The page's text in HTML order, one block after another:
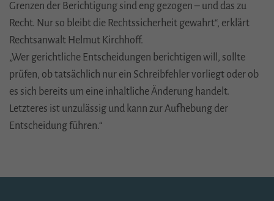
Grenzen der Berichtigung sind eng gezogen – und das zu
Recht. Nur so bleibt die Rechtssicherheit gewahrt“, erklärt
Rechtsanwalt Helmut Kirchhoff.
„Wer gerichtliche Entscheidungen berichtigen will, sollte
prüfen, ob tatsächlich nur ein Schreibfehler vorliegt oder ob
es sich bereits um eine inhaltliche Änderung handelt.
Letzteres ist unzulässig und kann zur Aufhebung der
Entscheidung führen.“
Datenschutzerklärung
_gac_(Google Tag Manager)
Wird verwendet um die Anforderungsrate
einzuschränken.
Laufzeit: 90 Tage
Anbieter: Google